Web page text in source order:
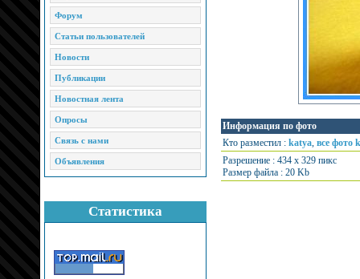
Форум
Статьи пользователей
Новости
Публикации
Новостная лента
Опросы
Связь с нами
Объявления
Статистика
Информация по фото
Кто разместил : katya, все фото
Разрешение : 434 x 329 пикс
Размер файла : 20 Kb